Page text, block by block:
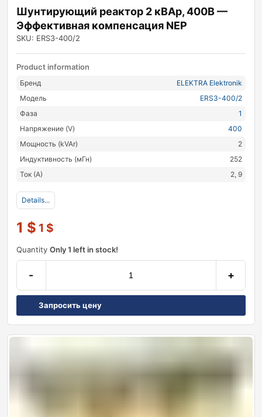
Шунтирующий реактор 2 кВАр, 400В —
Эффективная компенсация NEP
SKU: ERS3-400/2
Product information
Бренд
ELEKTRA Elektronik
Модель
ERS3-400/2
Фаза
1
Напряжение (V)
400
Мощность (kVAr)
2
Индуктивность (мГн)
252
Ток (А)
2, 9
Details...
1 $ 1 $
Quantity Only 1 left in stock!
- +
Запросить цену